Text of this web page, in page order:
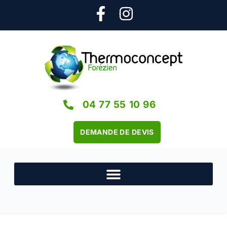
04 77 55 10 96
DEMANDE DE DEVIS